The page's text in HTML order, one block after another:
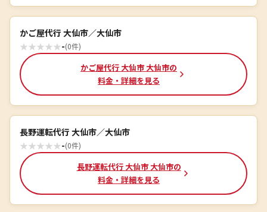
かご屋代行 大仙市／大仙市
★★★★★-(0件)
かご屋代行 大仙市 大仙市の
料金・詳細を見る
長野運転代行 大仙市／大仙市
★★★★★-(0件)
長野運転代行 大仙市 大仙市の
料金・詳細を見る